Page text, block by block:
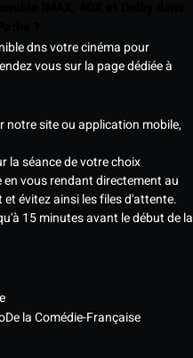
dns votre cinéma pour
vous sur la page dédiée à
notre site ou application mobile,
la séance de votre choix
vous rendant directement au
évitez ainsi les files d'attente.
15 minutes avant le début de la
De la Comédie-Française